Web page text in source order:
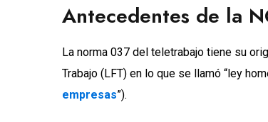
Antecedentes de la
La norma 037 del teletrabajo tiene su
Trabajo (LFT) en lo que se llamó “ley
empresas”).